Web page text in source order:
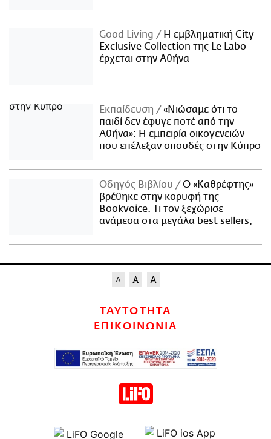
Good Living
Η εμβληματική City
Exclusive Collection της Le Labo
έρχεται στην Αθήνα
Εκπαίδευση
«Νιώσαμε ότι το
παιδί δεν έφυγε ποτέ από την
Αθήνα»: Η εμπειρία οικογενειών
που επέλεξαν σπουδές στην Κύπρο
Οδηγός Βιβλίου
Ο «Καθρέφτης»
βρέθηκε στην κορυφή της
Bookvoice. Τι τον ξεχώρισε
ανάμεσα στα μεγάλα best sellers;
ΤΑΥΤΟΤΗΤΑ
ΕΠΙΚΟΙΝΩΝΙΑ